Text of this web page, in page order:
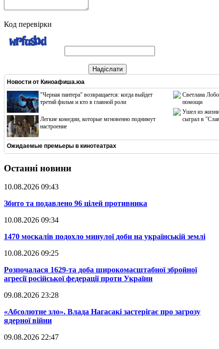
Код перевірки
Надіслати
Новости от Киноафиша.юа
"Черная пантера" возвращается: когда выйдет
третий фильм и кто в главной роли
Легкие комедии, которые мгновенно поднимут
настроение
Светлана
помощи
Ушел из жизни
сыграл в
Ожидаемые премьеры в кинотеатрах
Останні новини
10.08.2026 09:43
​Збито та подавлено 96 цілей противника
10.08.2026 09:34
​1470 москалів подохло минулої доби на українській землі
10.08.2026 09:25
​Розпочалася 1629-та доба широкомасштабної збройної
агресії російської федерації проти України
09.08.2026 23:28
​«Абсолютне зло». Влада Нагасакі застерігає про загрозу
ядерної війни
09.08.2026 22:47